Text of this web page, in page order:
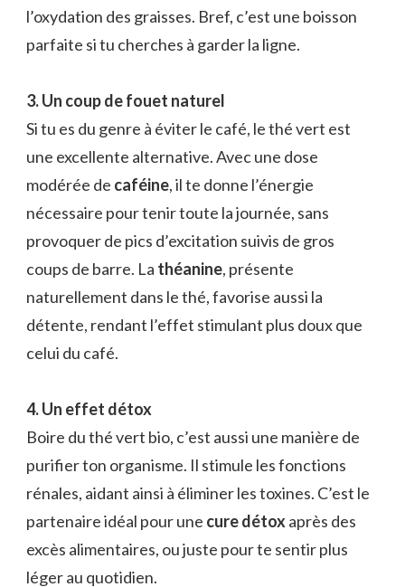
l’oxydation des graisses. Bref, c’est une boisson
parfaite si tu cherches à garder la ligne.
3. Un coup de fouet naturel
Si tu es du genre à éviter le café, le thé vert est
une excellente alternative. Avec une dose
modérée de caféine, il te donne l’énergie
nécessaire pour tenir toute la journée, sans
provoquer de pics d’excitation suivis de gros
coups de barre. La théanine, présente
naturellement dans le thé, favorise aussi la
détente, rendant l’effet stimulant plus doux que
celui du café.
4. Un effet détox
Boire du thé vert bio, c’est aussi une manière de
purifier ton organisme. Il stimule les fonctions
rénales, aidant ainsi à éliminer les toxines. C’est le
partenaire idéal pour une cure détox après des
excès alimentaires, ou juste pour te sentir plus
léger au quotidien.